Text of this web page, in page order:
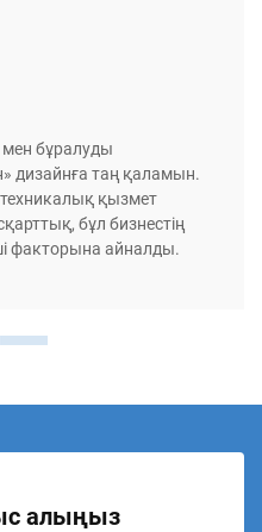
мен бұралуды
дизайнға таң қаламын.
қызмет
бұл бизнестің
факторына айналды.
алыңыз